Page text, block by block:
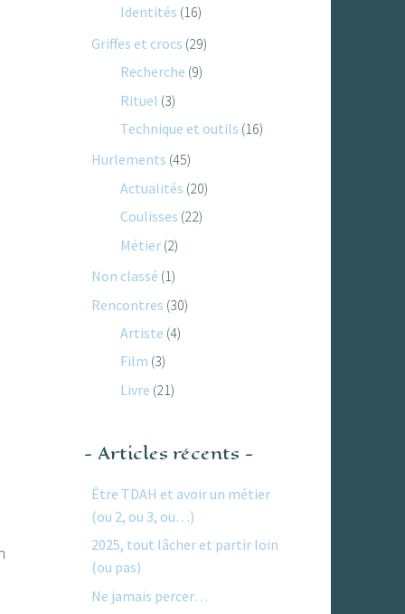
Identités (16)
Griffes et crocs (29)
Recherche (9)
Rituel (3)
Technique et outils (16)
Hurlements (45)
Actualités (20)
Coulisses (22)
Métier (2)
Non classé (1)
Rencontres (30)
Artiste (4)
Film (3)
Livre (21)
Articles récents
Être TDAH et avoir un métier
(ou 2, ou 3, ou…)
2025, tout lâcher et partir loin
(ou pas)
Ne jamais percer…